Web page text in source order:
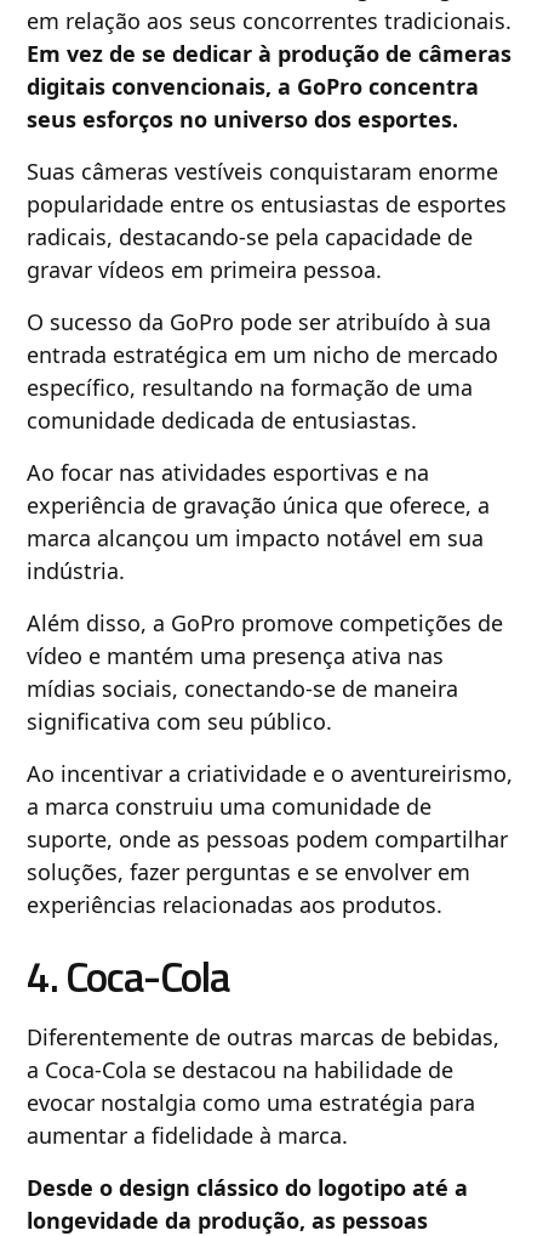
em relação aos seus concorrentes tradicionais.
Em vez de se dedicar à produção de câmeras
digitais convencionais, a GoPro concentra
seus esforços no universo dos esportes.
Suas câmeras vestíveis conquistaram enorme
popularidade entre os entusiastas de esportes
radicais, destacando-se pela capacidade de
gravar vídeos em primeira pessoa.
O sucesso da GoPro pode ser atribuído à sua
entrada estratégica em um nicho de mercado
específico, resultando na formação de uma
comunidade dedicada de entusiastas.
Ao focar nas atividades esportivas e na
experiência de gravação única que oferece, a
marca alcançou um impacto notável em sua
indústria.
Além disso, a GoPro promove competições de
vídeo e mantém uma presença ativa nas
mídias sociais, conectando-se de maneira
significativa com seu público.
Ao incentivar a criatividade e o aventureirismo,
a marca construiu uma comunidade de
suporte, onde as pessoas podem compartilhar
soluções, fazer perguntas e se envolver em
experiências relacionadas aos produtos.
4. Coca-Cola
Diferentemente de outras marcas de bebidas,
a Coca-Cola se destacou na habilidade de
evocar nostalgia como uma estratégia para
aumentar a fidelidade à marca.
Desde o design clássico do logotipo até a
longevidade da produção, as pessoas